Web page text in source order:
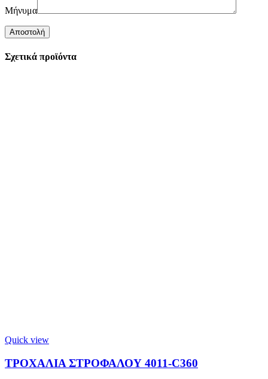
Μήνυμα
Σχετικά προϊόντα
Quick view
ΤΡΟΧΑΛΙΑ ΣΤΡΟΦΑΛΟΥ 4011-C360